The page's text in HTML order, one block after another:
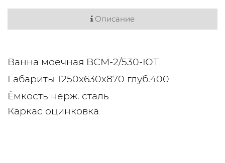
Описание
Ванна моечная BСМ-2/530-ЮТ
Габариты 1250х630х870 глуб.400
Ёмкость нерж. сталь
Каркас оцинковка